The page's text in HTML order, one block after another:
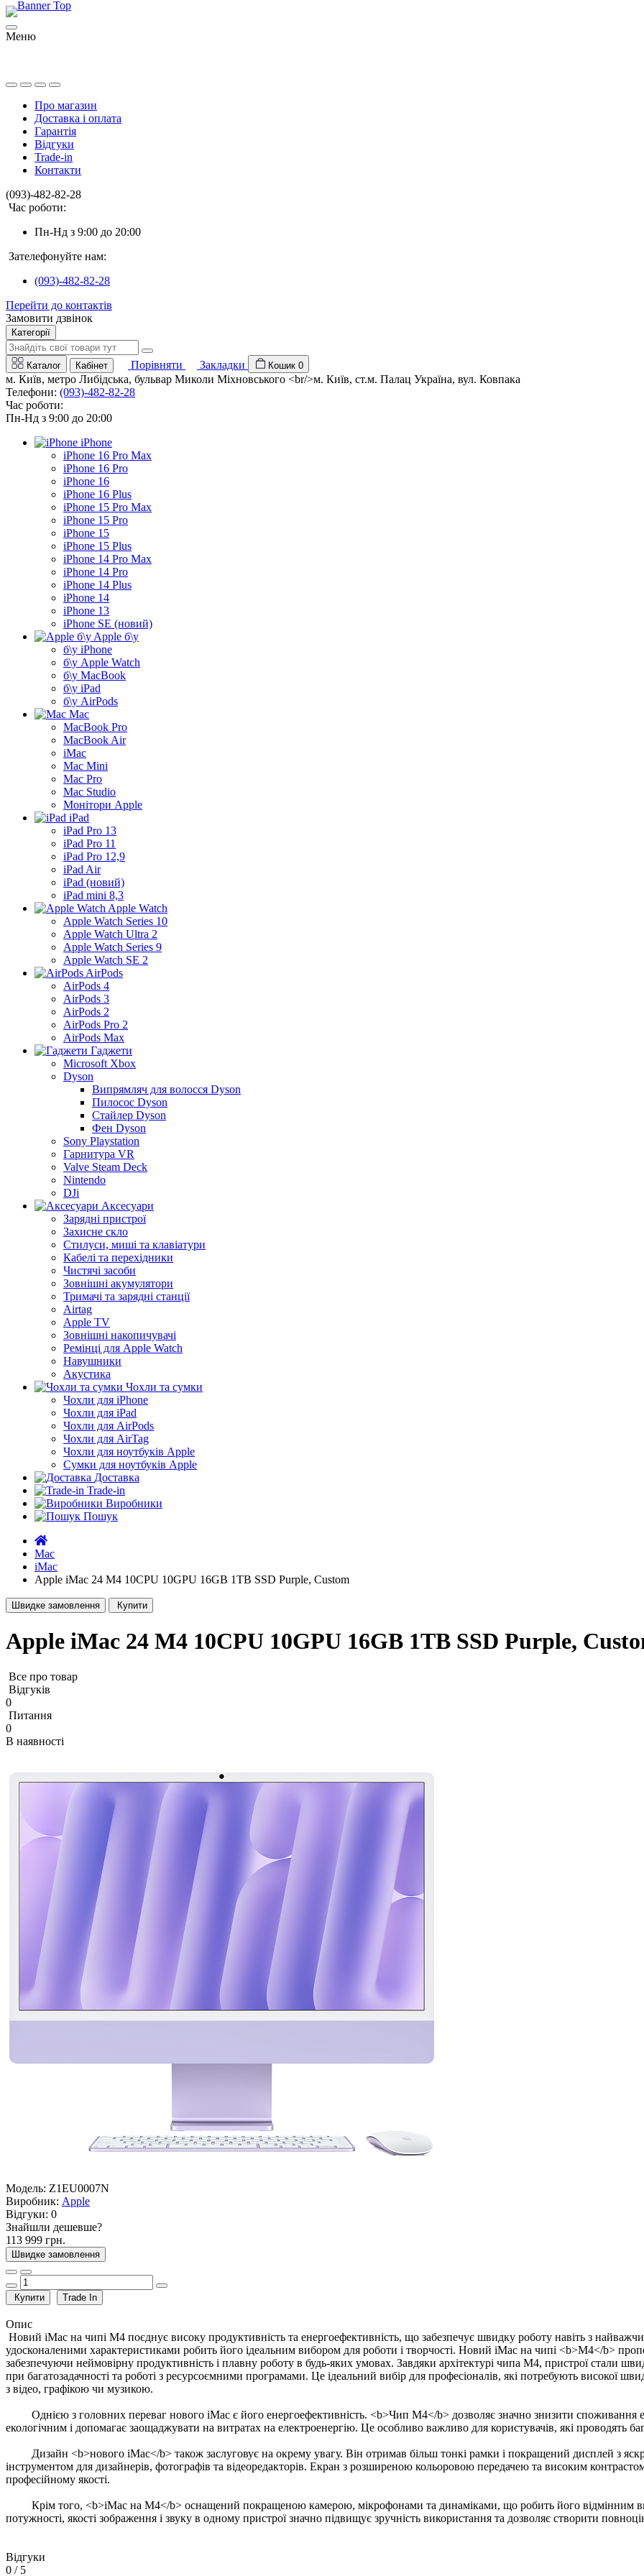
Меню
Про магазин
Доставка і оплата
Гарантія
Відгуки
Trade-in
Контакти
(093)-482-82-28
Час роботи:
Пн-Нд з 9:00 до 20:00
Зателефонуйте нам:
(093)-482-82-28
Перейти до контактів
Замовити дзвінок
Категорії
Каталог Кабінет Порівняти Закладки Кошик 0
м. Київ, метро Либідська, бульвар Миколи Міхновського <br/>м. Київ, ст.м. Палац Україна, вул. Ковпака
Телефони: (093)-482-82-28
Час роботи:
Пн-Нд з 9:00 до 20:00
iPhone
iPhone 16 Pro Max
iPhone 16 Pro
iPhone 16
iPhone 16 Plus
iPhone 15 Pro Max
iPhone 15 Pro
iPhone 15
iPhone 15 Plus
iPhone 14 Pro Max
iPhone 14 Pro
iPhone 14 Plus
iPhone 14
iPhone 13
iPhone SE (новий)
Apple б\у
б\у iPhone
б\у Apple Watch
б\у MacBook
б\у iPad
б\у AirPods
Mac
MacBook Pro
MacBook Air
iMac
Mac Mini
Mac Pro
Mac Studio
Монітори Apple
iPad
iPad Pro 13
iPad Pro 11
iPad Pro 12,9
iPad Air
iPad (новий)
iPad mini 8,3
Apple Watch
Apple Watch Series 10
Apple Watch Ultra 2
Apple Watch Series 9
Apple Watch SE 2
AirPods
AirPods 4
AirPods 3
AirPods 2
AirPods Pro 2
AirPods Max
Гаджети
Microsoft Xbox
Dyson
Випрямляч для волосся Dyson
Пилосос Dyson
Стайлер Dyson
Фен Dyson
Sony Playstation
Гарнитура VR
Valve Steam Deck
Nintendo
DJi
Аксесуари
Зарядні пристрої
Захисне скло
Стилуси, миші та клавіатури
Кабелі та перехідники
Чистячі засоби
Зовнішні акумулятори
Тримачі та зарядні станції
Airtag
Apple TV
Зовнішні накопичувачі
Ремінці для Apple Watch
Навушники
Акустика
Чохли та сумки
Чохли для iPhone
Чохли для iPad
Чохли для AirPods
Чохли для AirTag
Чохли для ноутбуків Apple
Сумки для ноутбуків Apple
Доставка
Trade-in
Виробники
Пошук
Mac
iMac
Apple iMac 24 M4 10CPU 10GPU 16GB 1TB SSD Purple, Custom
Швидке замовлення Купити
Apple iMac 24 M4 10CPU 10GPU 16GB 1TB SSD Purple,
Все про товар
Відгуків
0
Питання
0
В наявності
Модель: Z1EU0007N
Виробник: Apple
Відгуки: 0
Знайшли дешевше?
113 999 грн.
Швидке замовлення
Купити Trade In
Опис
Новий iMac на чипі M4 поєднує високу продуктивність та енергоефективність, що забезпечує швидку роботу навіть з
удосконаленими характеристиками робить його ідеальним вибором для роботи і творчості. Новий iMac на чипі <b>M4</b>
забезпечуючи неймовірну продуктивність і плавну роботу в будь-яких умовах. Завдяки архітектурі чипа M4, пристрої
при багатозадачності та роботі з ресурсоємними програмами. Це ідеальний вибір для професіоналів, які потребують високої
з відео, графікою чи музикою.
Однією з головних переваг нового iMac є його енергоефективність. <b>Чип M4</b> дозволяє значно знизити споживання
екологічним і допомагає заощаджувати на витратах на електроенергію. Це особливо важливо для користувачів, які проводять
Дизайн <b>нового iMac</b> також заслуговує на окрему увагу. Він отримав більш тонкі рамки і покращений дисплей з
інструментом для дизайнерів, фотографів та відеоредакторів. Екран з розширеною кольоровою передачею та високим
професійному якості.
Крім того, <b>iMac на M4</b> оснащений покращеною камерою, мікрофонами та динаміками, що робить його відмінним
потужності, якості зображення і звуку в одному пристрої значно підвищує зручність використання та дозволяє створити
Відгуки
0 / 5